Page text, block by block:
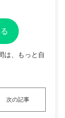
は、もっと自
次の記事